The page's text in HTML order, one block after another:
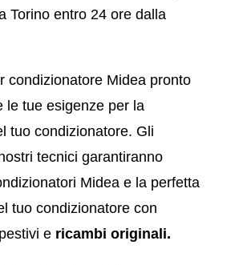
Torino entro 24 ore dalla
condizionatore Midea pronto
le tue esigenze per la
tuo condizionatore. Gli
tecnici garantiranno
Midea e la perfetta
tuo condizionatore con
e ricambi originali.